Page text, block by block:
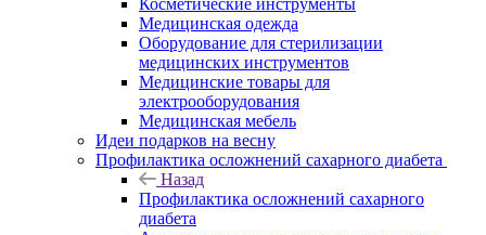
Косметические инструменты
Медицинская одежда
Оборудование для стерилизации
медицинских инструментов
Медицинские товары для
электрооборудования
Медицинская мебель
Идеи подарков на весну
Профилактика осложнений сахарного диабета
Назад
Профилактика осложнений сахарного
диабета